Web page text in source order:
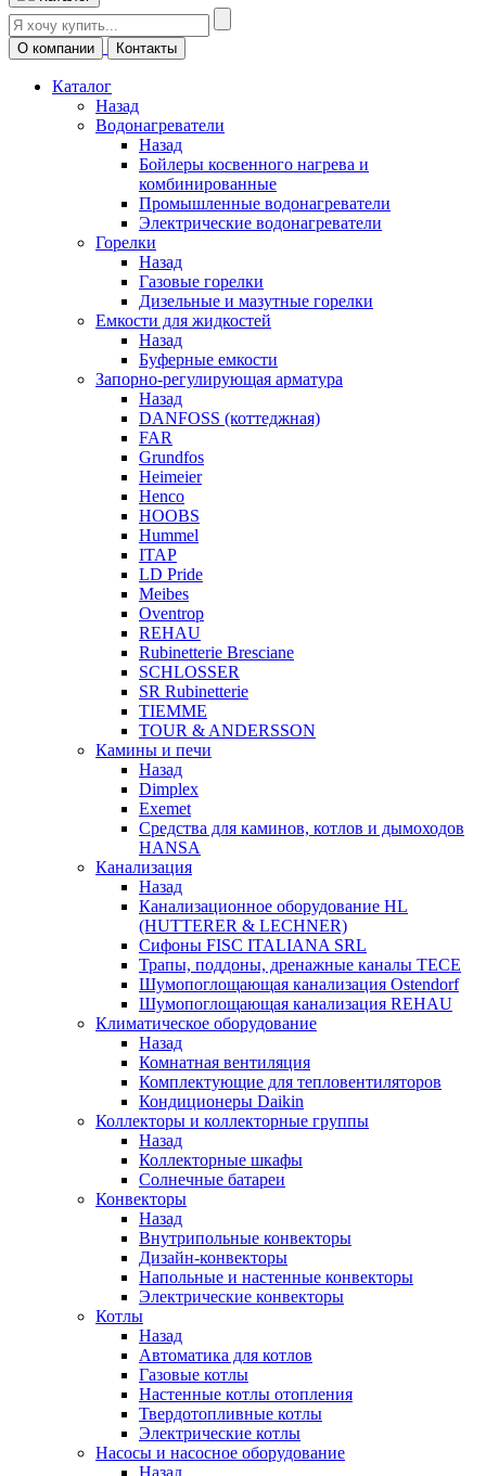
О компании Контакты
Каталог
Назад
Водонагреватели
Назад
Бойлеры косвенного нагрева и
комбинированные
Промышленные водонагреватели
Электрические водонагреватели
Горелки
Назад
Газовые горелки
Дизельные и мазутные горелки
Емкости для жидкостей
Назад
Буферные емкости
Запорно-регулирующая арматура
Назад
DANFOSS (коттеджная)
FAR
Grundfos
Heimeier
Henco
HOOBS
Hummel
ITAP
LD Pride
Meibes
Oventrop
REHAU
Rubinetterie Bresciane
SCHLOSSER
SR Rubinetterie
TIEMME
TOUR & ANDERSSON
Камины и печи
Назад
Dimplex
Exemet
Средства для каминов, котлов и дымоходов
HANSA
Канализация
Назад
Канализационное оборудование HL
(HUTTERER & LECHNER)
Сифоны FISC ITALIANA SRL
Трапы, поддоны, дренажные каналы TECE
Шумопоглощающая канализация Ostendorf
Шумопоглощающая канализация REHAU
Климатическое оборудование
Назад
Комнатная вентиляция
Комплектующие для тепловентиляторов
Кондиционеры Daikin
Коллекторы и коллекторные группы
Назад
Коллекторные шкафы
Солнечные батареи
Конвекторы
Назад
Внутрипольные конвекторы
Дизайн-конвекторы
Напольные и настенные конвекторы
Электрические конвекторы
Котлы
Назад
Автоматика для котлов
Газовые котлы
Настенные котлы отопления
Твердотопливные котлы
Электрические котлы
Насосы и насосное оборудование
Назад